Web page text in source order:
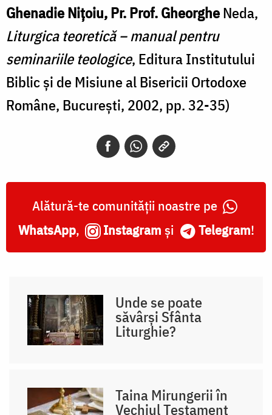
Ghenadie Nițoiu, Pr. Prof. GheorgheNeda,
Liturgica teoretică – manual pentru
seminariile teologice, Editura Institutului
Biblic și de Misiune al Bisericii Ortodoxe
Române, București, 2002, pp. 32-35)
Alătură-te comunității noastre pe
WhatsApp, Instagram și Telegram!
Unde se poate
săvârși Sfânta
Liturghie?
Taina Mirungerii în
Vechiul Testament